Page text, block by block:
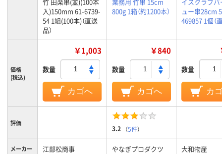
入)150mm 61-6739-
54 1組(100本)（直送
品）
800g 1箱（約1200本）
ュー串28cm
469857 1個（
価格
(税込)
￥1,003
数量
カゴへ
￥840
数量
カゴへ
数量
カ
評価
3.2 （5件）
メーカー 江部松商事 やなぎプロダクツ 大和物産